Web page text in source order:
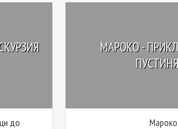
до
МАРОКО -
Мароко